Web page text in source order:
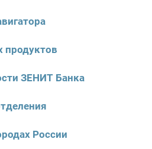
продуктов
ЗЕНИТ Банкa
России